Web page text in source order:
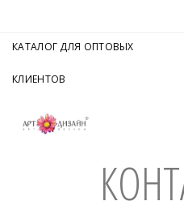
КАТАЛОГ ДЛЯ ОПТОВЫХ
КЛИЕНТОВ